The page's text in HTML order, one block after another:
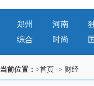
郑州 河南
综合
时尚
当前位置： >首页 -> 财经